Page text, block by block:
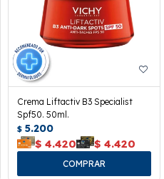
Crema Liftactiv B3 Specialist
Spf50. 50ml.
$ 5.200
$ 4.420 $ 4.420